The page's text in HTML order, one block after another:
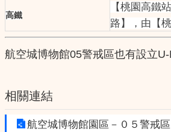
高鐵
【桃園高鐵
路】，由【
航空城博物館05警戒區也有設立
相關連結
航空城博物館園區－０５警戒區